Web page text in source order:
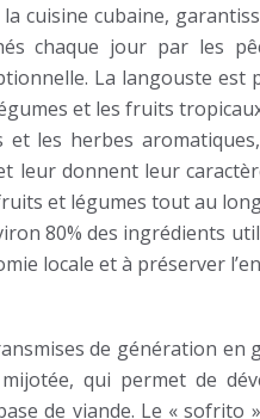
cuisine cubaine,
chaque jour par les
La langouste
et les fruits
les herbes
donnent leur
et légumes tout au
80% des ingrédients
locale et à préserver
de génération en
qui permet de
de viande. Le « sofrito